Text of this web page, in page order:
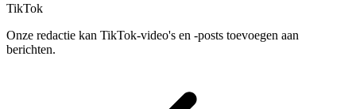
TikTok
Onze redactie kan TikTok-video's en -posts toevoegen aan
berichten.